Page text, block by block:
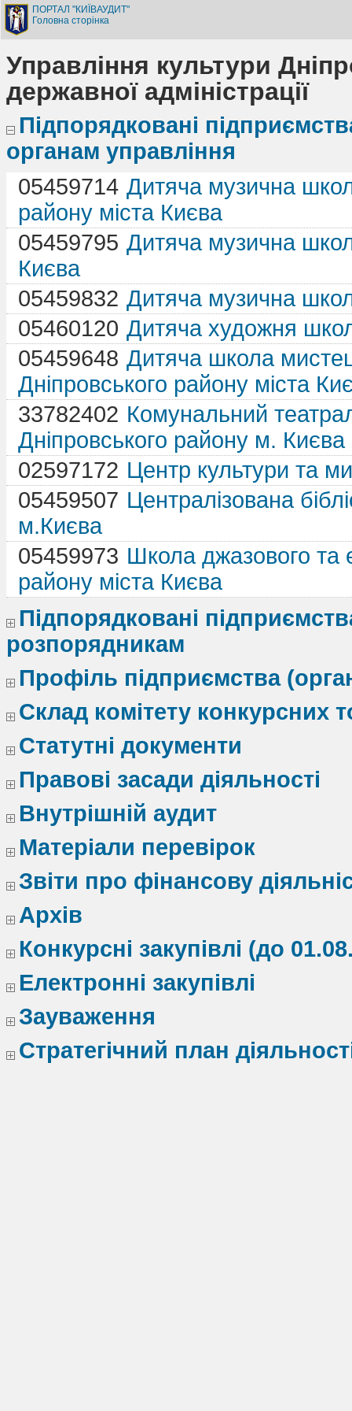
ПОРТАЛ "КИЇВАУДИТ"
Головна сторінка
Управління культури
державної адміністрації
Підпорядковані
органам управління
05459714 Дитяча музична
району міста Києва
05459795 Дитяча музична
Києва
05459832 Дитяча музична
05460120 Дитяча художня
05459648 Дитяча школа
Дніпровського району міста
33782402 Комунальний
Дніпровського району м. Києва
02597172 Центр культури та
05459507 Централізована
м.Києва
05459973 Школа джазового та
району міста Києва
Підпорядковані
розпорядникам
Профіль підприємства
Склад комітету конкурсних
Статутні документи
Правові засади діяльності
Внутрішній аудит
Матеріали перевірок
Звіти про фінансову
Архів
Конкурсні закупівлі (до
Електронні закупівлі
Зауваження
Стратегічний план